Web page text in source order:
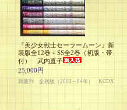
『美少女戦士セーラームーン』新
装版全12巻＋SS全2巻（初版・帯
付） 武内直子
25,000円
新書判 全初版（2003～04年） KCDX